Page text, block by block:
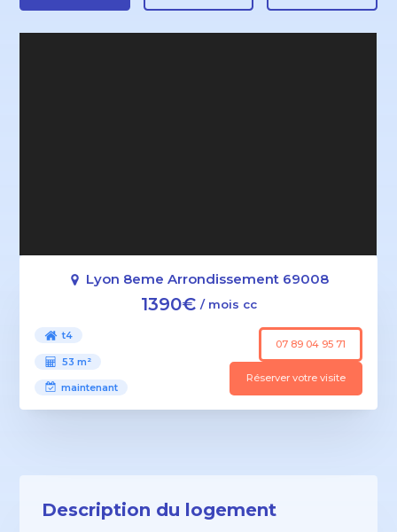
Lyon 8eme Arrondissement 69008
1390€ / mois cc
t4
53 m²
maintenant
07 89 04 95 71
Réserver votre visite
Description du logement